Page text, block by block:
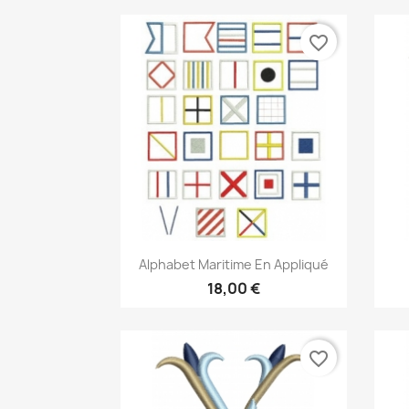
Aperçu rapide
Alphabet Maritime En Appliqué
18,00 €
favorite_border
favorite_border